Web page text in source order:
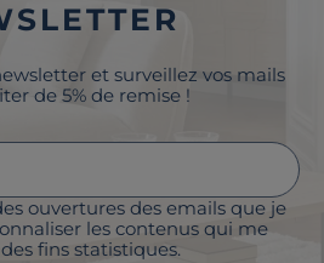
et surveillez vos mails
de 5% de remise !
ouvertures des emails que je
les contenus qui me
fins statistiques.